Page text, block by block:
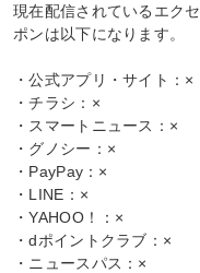
現在配信されているエク
ポンは以下になります。
・公式アプリ・サイト：×
・チラシ：×
・スマートニュース：×
・グノシー：×
・PayPay：×
・LINE：×
・YAHOO！：×
・dポイントクラブ：×
・ニュースパス：×